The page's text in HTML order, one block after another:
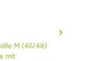
M (46/48)
mit